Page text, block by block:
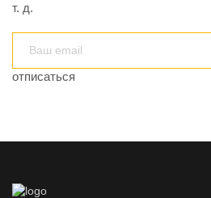
т. д.
отписаться